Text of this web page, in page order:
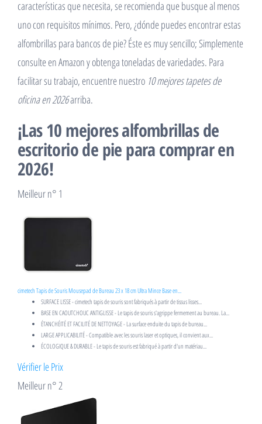
características que necesita, se recomienda que busque al menos
uno con requisitos mínimos. Pero, ¿dónde puedes encontrar estas
alfombrillas para bancos de pie? Éste es muy sencillo; Simplemente
consulte en Amazon y obtenga toneladas de variedades. Para
facilitar su trabajo, encuentre nuestro 10 mejores tapetes de
oficina en 2026arriba.
¡Las 10 mejores alfombrillas de
escritorio de pie para comprar en
2026!
Meilleur n° 1
cimetech Tapis de Souris Mousepad de Bureau 23 x 18 cm Ultra Mince Base en...
SURFACE LISSE - cimetech tapis de souris sont fabriqués à partir de tissus lisses...
BASE EN CAOUTCHOUC ANTIGLISSE - Le tapis de souris s'agrippe fermement au bureau. La...
ÉTANCHÉITÉ ET FACILITÉ DE NETTOYAGE - La surface enduite du tapis de bureau...
LARGE APPLICABILITÉ - Compatible avec les souris laser et optiques, il convient aux...
ÉCOLOGIQUE & DURABLE - Le tapis de souris est fabriqué à partir d'un matériau...
Vérifier le Prix
Meilleur n° 2